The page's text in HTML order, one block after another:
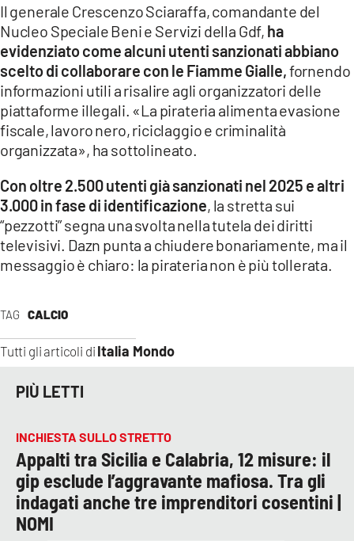
TAG CALCIO
Tutti gli articoli di Italia Mondo
Il generale Crescenzo Sciaraffa, comandante del
Nucleo Speciale Beni e Servizi della Gdf, ha
evidenziato come alcuni utenti sanzionati abbiano
scelto di collaborare con le Fiamme Gialle,fornendo
informazioni utili a risalire agli organizzatori delle
piattaforme illegali. «La pirateria alimenta evasione
fiscale, lavoro nero, riciclaggio e criminalità
organizzata», ha sottolineato.
Con oltre 2.500 utenti già sanzionati nel 2025 e altri
3.000 in fase di identificazione, la stretta sui
“pezzotti” segna una svolta nella tutela dei diritti
televisivi. Dazn punta a chiudere bonariamente, ma il
messaggio è chiaro: la pirateria non è più tollerata.
PIÙ LETTI
INCHIESTA SULLO STRETTO
Appalti tra Sicilia e Calabria, 12 misure: il
gip esclude l’aggravante mafiosa. Tra gli
indagati anche tre imprenditori cosentini |
NOMI